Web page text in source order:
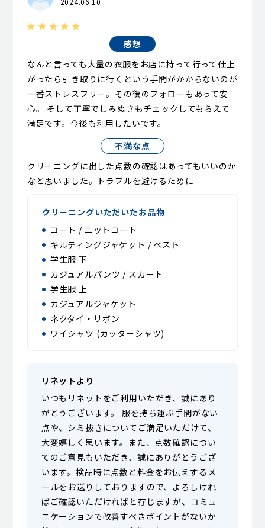
感想
なんと言っても大量の衣服をお店に持って行って仕上
がったら引き取りに行くという手間がかからないのが
一番ストレスフリー。その後のフォローもあって安
心。 そして丁寧でしみぬきもチェックしてもらえて
満足です。今後も利用したいです。
不満な点
クリーニングに出した点数の確認はあってもいいのか
なと思いました。トラブルを避けるために
クリーニングいただいたお品物
コート / ニットコート
キルティングジャケット / ベスト
学生服 下
カジュアルパンツ / スカート
学生服 上
カジュアルジャケット
ネクタイ・リボン
ワイシャツ (カッターシャツ)
リネットより
いつもリネットをご利用いただき、誠にあり
がとうございます。 服を持ち運ぶ手間がない
点や、シミ抜きについてご満足いただけて、
大変嬉しく思います。また、点数確認につい
てのご意見もいただき、誠にありがとうござ
います。検品時に点数と料金をお伝えするメ
ールをお送りしておりますので、よろしけれ
ばご確認いただければと存じますが、コミュ
ニケーションで改善すべきポイントがないか